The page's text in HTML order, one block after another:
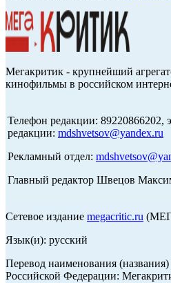
Мегакритик - крупнейший
кинофильмы в российском
Телефон редакции: 89220866202,
редакции: mdshvetsov@yandex.ru
Рекламный отдел:
Главный редактор Швецов
Сетевое издание megacritic.ru
Язык(и): русский
Перевод наименования
Российской Федерации: